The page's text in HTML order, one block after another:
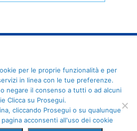
Italiana dello Sport Universitario - Via
00195 Roma - C.F. 80109270589
per le proprie funzionalità e per
in linea con le tue preferenze.
negare il consenso a tutti o ad alcuni
Clicca su Prosegui.
cliccando Prosegui o su qualunque
acconsenti all'uso dei cookie